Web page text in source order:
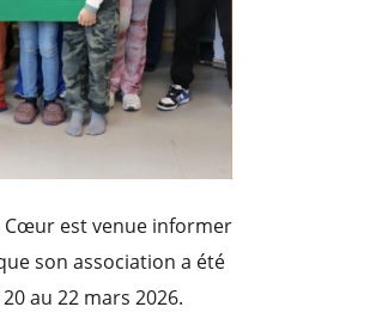
Cœur est venue informer
son association a été
au 22 mars 2026.